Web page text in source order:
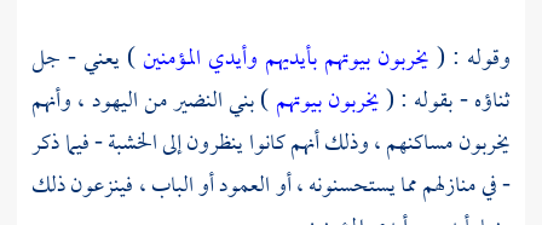
وقوله : (يخربون بيوتهم بأيديهم وأيدي المؤمنين) يعني - جل
ثناؤه - بقوله : (يخربون بيوتهم)بني النضيرمناليهود ،وأنهم
يخربون مساكنهم ، وذلك أنهم كانوا ينظرون إلى الخشبة - فيما ذكر
- في منازلهم مما يستحسنونه ، أو العمود أو الباب ، فينزعون ذلك